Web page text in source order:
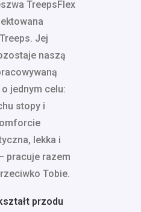
TreepsFlex
Jej
naszą
jednym celu:
stopy i
lekka i
pracuje razem
Tobie.
przodu